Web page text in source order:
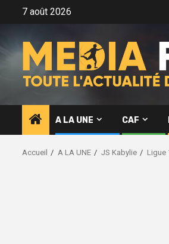
7 août 2026
A LA UNE CAF
Accueil A LA UNE JS Kabylie Ligue